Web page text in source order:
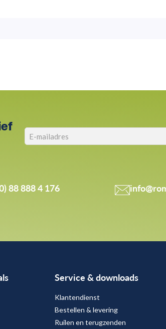
88 888 4 176
Service & downloads
Klantendienst
Bestellen & levering
Ruilen en terugzenden